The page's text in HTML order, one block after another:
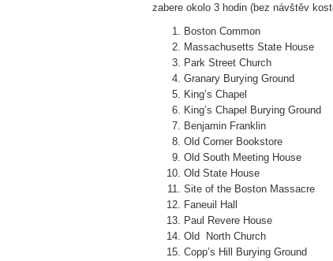
zabere okolo 3 hodin (bez návštěv
Boston Common
Massachusetts State House
Park Street Church
Granary Burying Ground
King’s Chapel
King’s Chapel Burying Ground
Benjamin Franklin
Old Corner Bookstore
Old South Meeting House
Old State House
Site of the Boston Massacre
Faneuil Hall
Paul Revere House
Old North Church
Copp’s Hill Burying Ground